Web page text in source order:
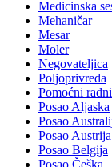
Medicinska
Mehaničar
Mesar
Moler
Negovateljica
Poljoprivreda
Pomoćni
Posao Aljaska
Posao
Posao Austrija
Posao Belgija